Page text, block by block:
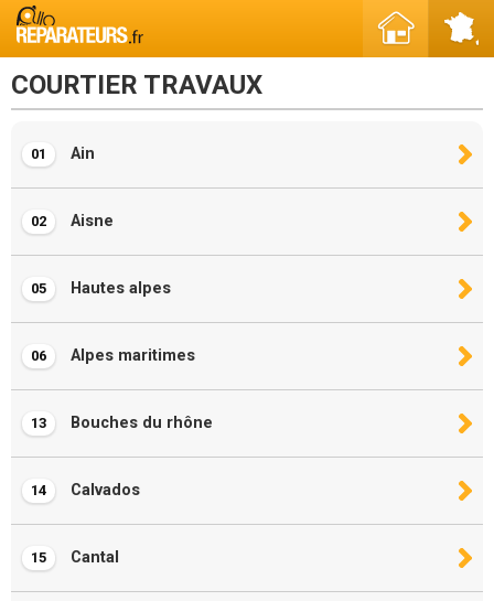
COURTIER TRAVAUX
01 Ain
02 Aisne
05 Hautes alpes
06 Alpes maritimes
13 Bouches du rhône
14 Calvados
15 Cantal